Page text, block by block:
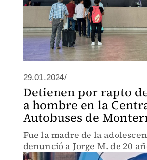
29.01.2024/
Detienen por rapto
a hombre en la
Autobuses de
Fue la madre de la
denunció a Jorge M. de 20